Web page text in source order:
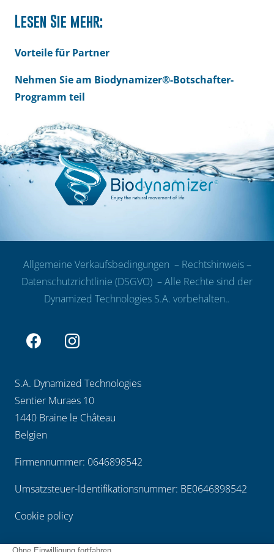
Lesen Sie mehr:
Vorteile für Partner
Nehmen Sie am Biodynamizer®-Botschafter-
Programm teil
Allgemeine Verkaufsbedingungen – Rechtshinweis–
Datenschutzrichtlinie (DSGVO) – Alle Rechte sind der
Dynamized Technologies S.A. vorbehalten..
S.A. Dynamized Technologies
Sentier Muraes 10
1440 Braine le Château
Belgien
Firmennummer: 0646898542
Umsatzsteuer-Identifikationsnummer: BE0646898542
Cookie policy